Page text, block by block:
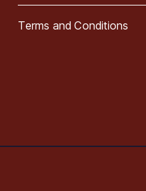
Terms and Conditions